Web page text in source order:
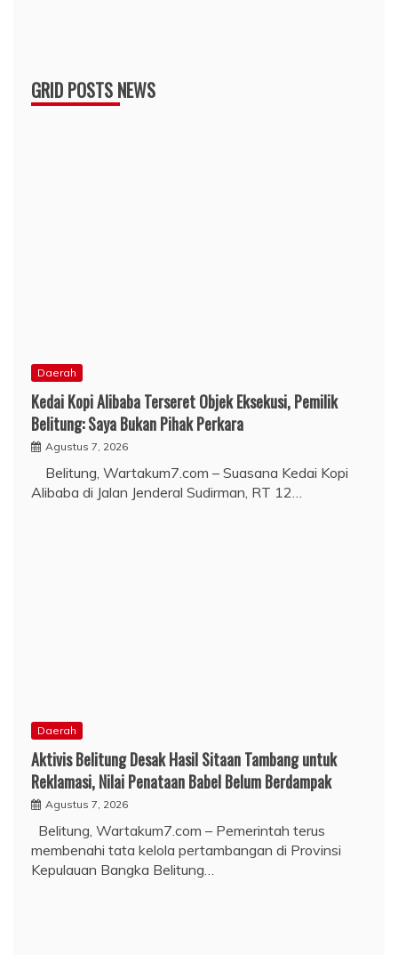
GRID POSTS NEWS
Daerah
Kedai Kopi Alibaba Terseret Objek Eksekusi, Pemilik
Belitung: Saya Bukan Pihak Perkara
Agustus 7, 2026
Belitung, Wartakum7.com – Suasana Kedai Kopi
Alibaba di Jalan Jenderal Sudirman, RT 12…
Daerah
Aktivis Belitung Desak Hasil Sitaan Tambang untuk
Reklamasi, Nilai Penataan Babel Belum Berdampak
Agustus 7, 2026
Belitung, Wartakum7.com – Pemerintah terus
membenahi tata kelola pertambangan di Provinsi
Kepulauan Bangka Belitung…